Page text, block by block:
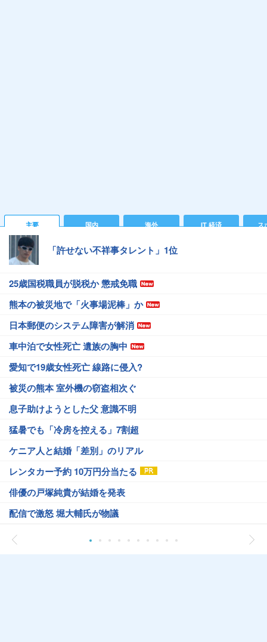
主要 国内 海外 IT 経済 ス
「許せない不祥事タレント」1位
25歳国税職員が脱税か 懲戒免職
熊本の被災地で「火事場泥棒」か
日本郵便のシステム障害が解消
車中泊で女性死亡 遺族の胸中
愛知で19歳女性死亡 線路に侵入?
被災の熊本 室外機の窃盗相次ぐ
息子助けようとした父 意識不明
猛暑でも「冷房を控える」7割超
ケニア人と結婚「差別」のリアル
レンタカー予約 10万円分当たる
俳優の戸塚純貴が結婚を発表
配信で激怒 堀大輔氏が物議